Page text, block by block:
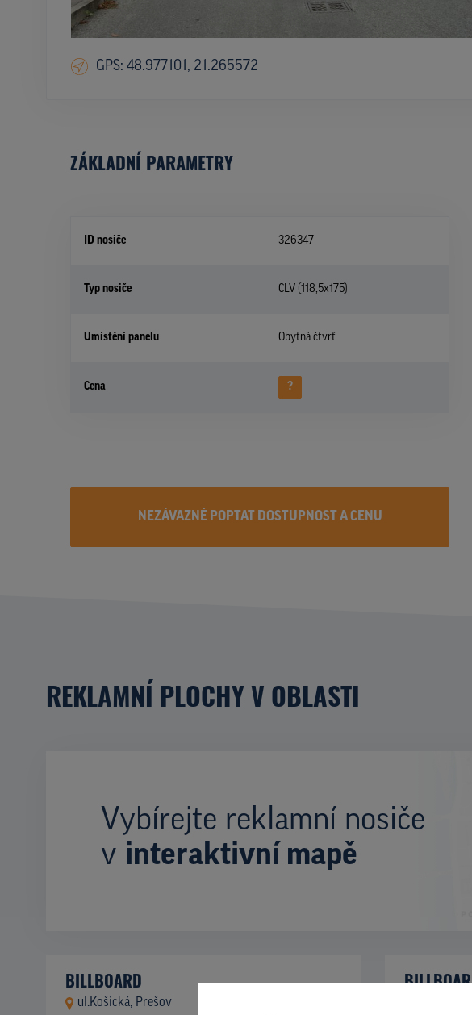
GPS: 48.977101, 21.265572
ZÁKLADNÍ PARAMETRY
ID nosiče 326347
Typ nosiče CLV (118,5x175)
Umístění panelu Obytná čtvrť
Cena ?
NEZÁVAZNĚ POPTAT DOSTUPNOST A CENU
REKLAMNÍ PLOCHY V OBLASTI
Vybírejte reklamní nosiče
v interaktivní mapě
BILLBOARD
ul.Košická, Prešov